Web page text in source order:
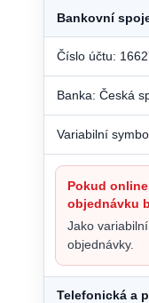
Bankovní
Číslo účtu:
Banka: Česká
Variabilní
Pokud
objednávku
Jako
objednávky.
Telefonická a